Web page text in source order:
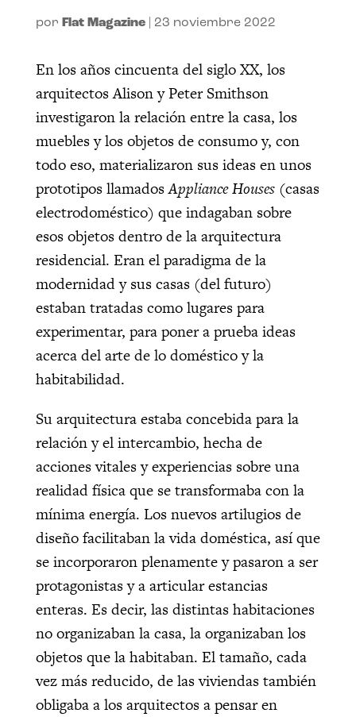
por Flat Magazine| 23 noviembre 2022
En los años cincuenta del siglo XX, los
arquitectos Alison y Peter Smithson
investigaron la relación entre la casa, los
muebles y los objetos de consumo y, con
todo eso, materializaron sus ideas en unos
prototipos llamadosAppliance Houses(casas
electrodoméstico) que indagaban sobre
esos objetos dentro de la arquitectura
residencial. Eran el paradigma de la
modernidad y sus casas (del futuro)
estaban tratadas como lugares para
experimentar, para poner a prueba ideas
acerca del arte de lo doméstico y la
habitabilidad.
Su arquitectura estaba concebida para la
relación y el intercambio, hecha de
acciones vitales y experiencias sobre una
realidad física que se transformaba con la
mínima energía. Los nuevos artilugios de
diseño facilitaban la vida doméstica, así que
se incorporaron plenamente y pasaron a ser
protagonistas y a articular estancias
enteras. Es decir, las distintas habitaciones
no organizaban la casa, la organizaban los
objetos que la habitaban. El tamaño, cada
vez más reducido, de las viviendas también
obligaba a los arquitectos a pensar en